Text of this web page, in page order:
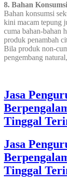
8. Bahan
Bahan konsumsi
kini macam tepung
cuma bahan-bahan
produk penambah
Bila produk non-
pengembang
Jasa
Tinggal
Jasa
Tinggal